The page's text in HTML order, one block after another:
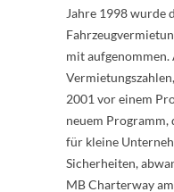
Jahre 1998 wurde
mit
2001 vor einem
neuem Programm,
für kleine
Sicherheiten,
MB Charterway